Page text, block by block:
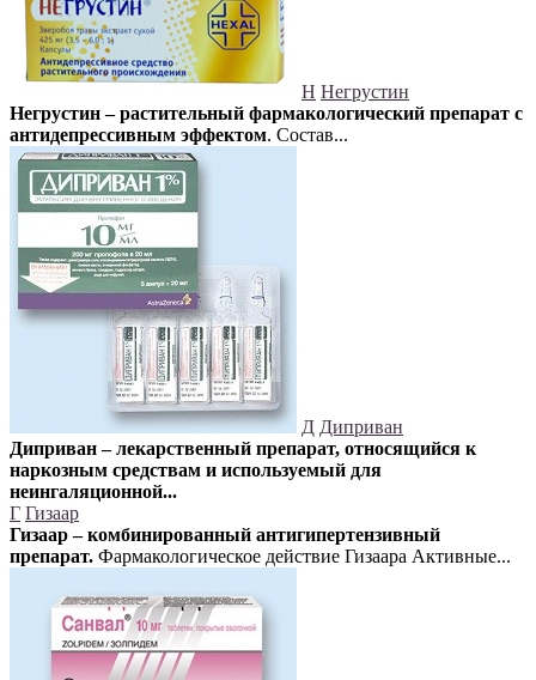
Н Негрустин
Негрустин – растительный фармакологический препарат с
антидепрессивным эффектом. Состав...
Д Диприван
Диприван – лекарственный препарат, относящийся к
наркозным средствам и используемый для
неингаляционной...
Г Гизаар
Гизаар – комбинированный антигипертензивный
препарат. Фармакологическое действие Гизаара Активные...